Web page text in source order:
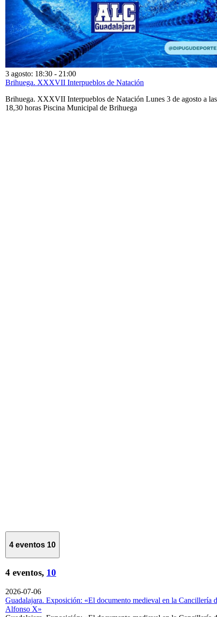
3 agosto: 18:30 - 21:00
Brihuega. XXXVII Interpueblos de Natación
Brihuega. XXXVII Interpueblos de Natación Lunes 3 de agosto a las
18,30 horas Piscina Municipal de Brihuega
4 eventos 10
4 eventos, 10
2026-07-06
Guadalajara. Exposición: «El documento medieval en la Cancillería
Alfonso X»